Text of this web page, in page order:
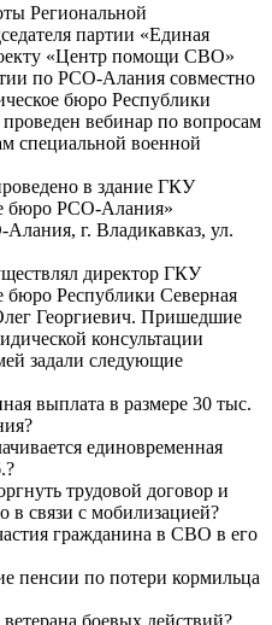
Региональной
партии «Единая
«Центр помощи СВО»
по РСО-Алания совместно
бюро Республики
вебинар по вопросам
специальной военной
в здание ГКУ
бюро РСО-Алания»
г. Владикавказ, ул.
директор ГКУ
бюро Республики Северная
Георгиевич. Пришедшие
консультации
задали следующие
выплата в размере 30 тыс.
единовременная
трудовой договор и
в связи с мобилизацией?
гражданина в СВО в его
пенсии по потери кормильца
боевых действий?